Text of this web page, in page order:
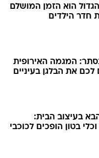
הוא הזמן המושלם
חדר הילדים
המגמה האירופית
את הבלגן בעיניים
בעיצוב הבית:
בטון הופכים לכוכבי